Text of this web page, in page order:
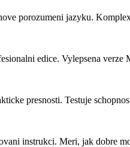
porozumeni jazyku.
edice. Vylepsena verze
presnosti. Testuje
instrukci. Meri, jak dobre